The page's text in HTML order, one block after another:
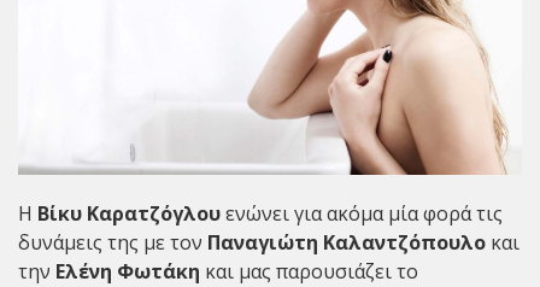
Η Βίκυ Καρατζόγλουενώνει για ακόμα μία φορά τις
δυνάμεις της με τον Παναγιώτη Καλαντζόπουλο και
την Ελένη Φωτάκη και μας παρουσιάζει το